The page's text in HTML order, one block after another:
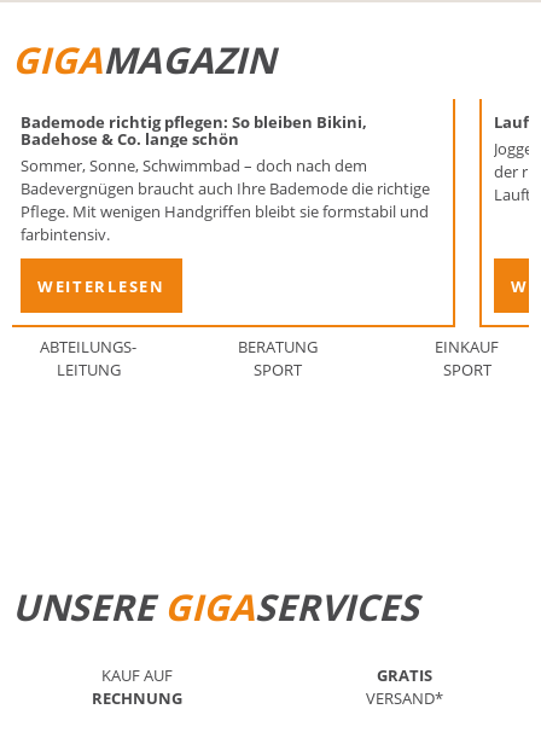
GIGAMAGAZIN
Bademode richtig pflegen: So bleiben Bikini,
Badehose & Co. lange schön
Sommer, Sonne, Schwimmbad – doch nach dem
Badevergnügen braucht auch Ihre Bademode die richtige
Pflege. Mit wenigen Handgriffen bleibt sie formstabil und
farbintensiv.
WEITERLESEN
der
ABTEILUNGS-
LEITUNG
BERATUNG
SPORT
EINKAUF
SPORT
UNSEREGIGASERVICES
KAUF AUF
RECHNUNG
GRATIS
VERSAND*